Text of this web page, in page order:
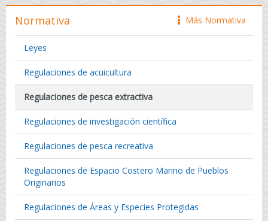
icono
Más Normativa
Normativa
Leyes
Regulaciones de acuicultura
Regulaciones de pesca extractiva
Regulaciones de investigación científica
Regulaciones de pesca recreativa
Regulaciones de Espacio Costero Marino de Pueblos
Originarios
Regulaciones de Áreas y Especies Protegidas